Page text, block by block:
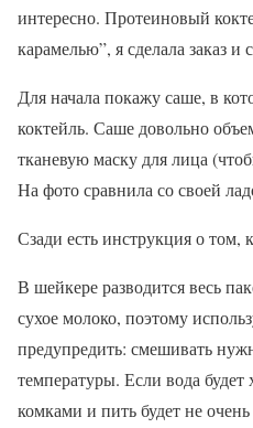
интересно. Протеиновый
карамелью”, я сделала заказ и
Для начала покажу саше, в
коктейль. Саше довольно
тканевую маску для лица
На фото сравнила со своей
Сзади есть инструкция о том,
В шейкере разводится весь
сухое молоко, поэтому
предупредить: смешивать
температуры. Если вода будет
комками и пить будет не